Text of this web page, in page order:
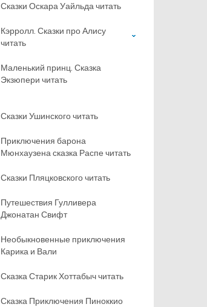
Сказки Оскара Уайльда читать
Кэрролл. Сказки про Алису
читать
Маленький принц. Сказка
Экзюпери читать
Сказки Ушинского читать
Приключения барона
Мюнхаузена сказка Распе читать
Сказки Пляцковского читать
Путешествия Гулливера
Джонатан Свифт
Необыкновенные приключения
Карика и Вали
Сказка Старик Хоттабыч читать
Сказка Приключения Пиноккио